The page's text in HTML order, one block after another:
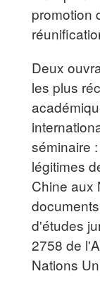
promotion
Deux
les plus
séminaire
légitimes
Chine aux
d'études
2758 de
Nations